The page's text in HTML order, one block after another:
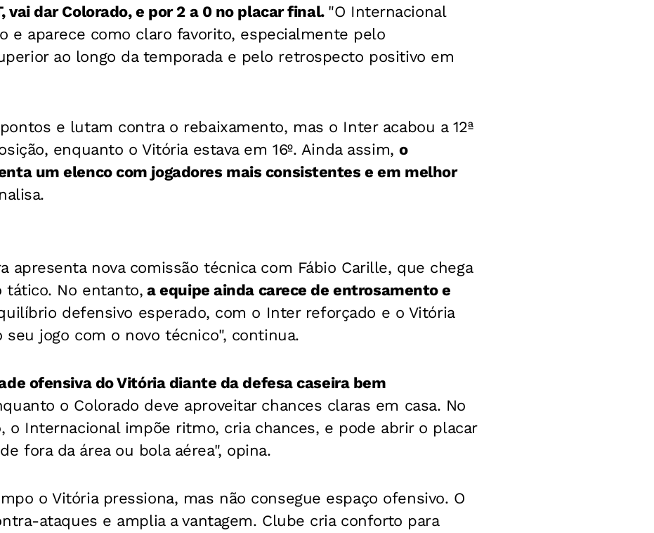
vai dar Colorado, e por 2 a 0 no placar final. "O Internacional
e aparece como claro favorito, especialmente pelo
ao longo da temporada e pelo retrospecto positivo em
e lutam contra o rebaixamento, mas o Inter acabou a 12ª
enquanto o Vitória estava em 16º. Ainda assim,o
um elenco com jogadores mais consistentes e em melhor
apresenta nova comissão técnica com Fábio Carille, que chega
tático. No entanto, a equipe ainda carece de entrosamento e
defensivo esperado, com o Inter reforçado e o Vitória
seu jogo com o novo técnico", continua.
ofensiva do Vitória diante da defesa caseira bem
o Colorado deve aproveitar chances claras em casa. No
o Internacional impõe ritmo, cria chances, e pode abrir o placar
fora da área ou bola aérea", opina.
o Vitória pressiona, mas não consegue espaço ofensivo. O
ataques e amplia a vantagem. Clube cria conforto para